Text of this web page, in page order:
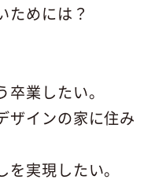
ためには？
業したい。
ザインの家に住み
実現したい。